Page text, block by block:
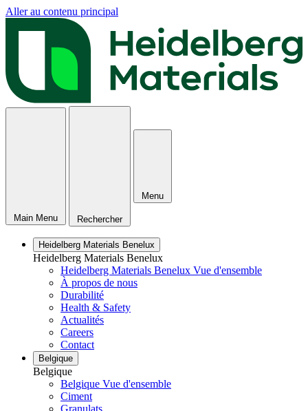
Aller au contenu principal
Main Menu Rechercher
Menu
Heidelberg Materials Benelux
Heidelberg Materials Benelux
Heidelberg Materials Benelux Vue d'ensemble
À propos de nous
Durabilité
Health & Safety
Actualités
Careers
Contact
Belgique
Belgique
Belgique Vue d'ensemble
Ciment